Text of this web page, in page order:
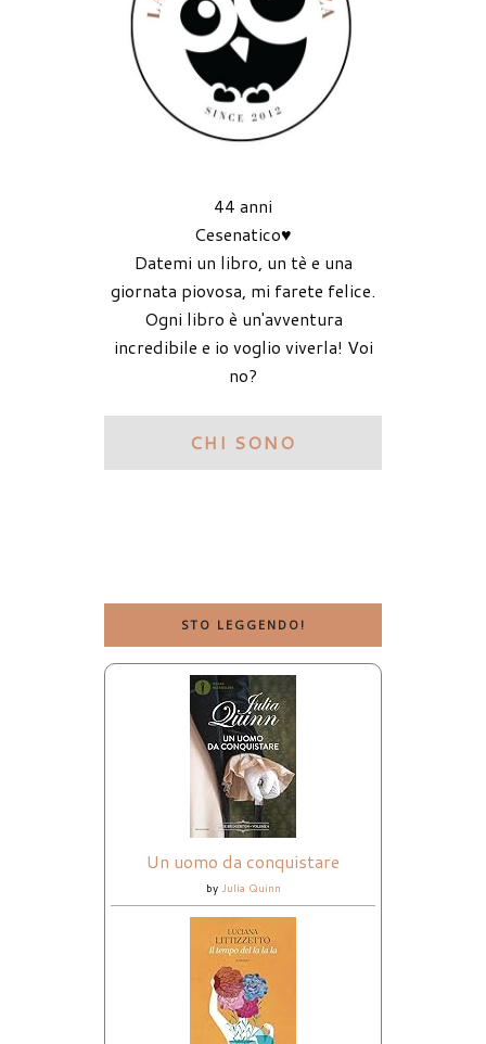
44 anni
Cesenatico♥
Datemi un libro, un tè e una
giornata piovosa, mi farete felice.
Ogni libro è un'avventura
incredibile e io voglio viverla! Voi
no?
CHI SONO
STO LEGGENDO!
Un uomo da conquistare
by Julia Quinn